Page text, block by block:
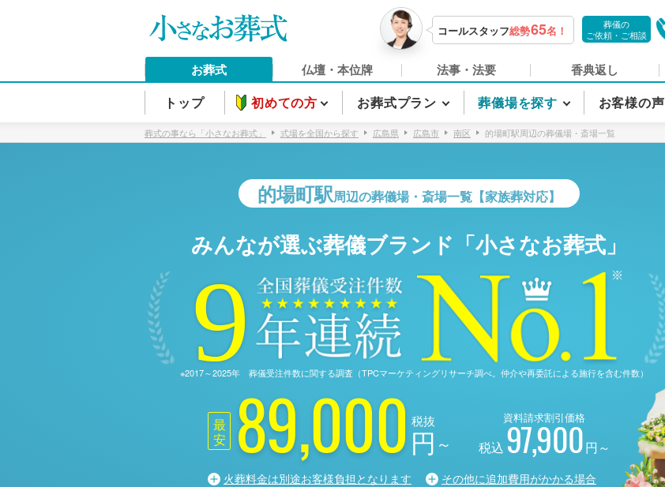
コールスタッフ総勢65名！
葬儀の
ご依頼・ご相談
お葬式 仏壇・本位牌 法事・法要 香典返し
トップ 初めての方 お葬式プラン 葬儀場を探す お客様の声
葬式の事なら「小さなお葬式」 式場を全国から探す 広島県 広島市 南区 的場町駅周辺の葬儀場・斎場一覧
的場町駅周辺の葬儀場・斎場一覧【家族葬対応】
みんなが選ぶ葬儀ブランド「小さなお葬式」
9
※2017～2025年 葬儀受注件数に関する調査（TPCマーケティングリサーチ調べ。仲介や再委託による施行を含む件数）
最
安
89,000円 ～
税抜 資料請求割引価格
税込97,900円～
火葬料金は別途お客様負担となります その他に追加費用がかかる場合